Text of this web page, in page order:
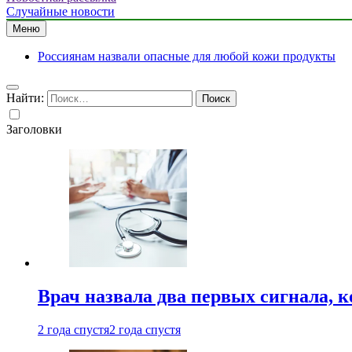
Случайные новости
Меню
Россиянам назвали опасные для любой кожи продукты
Найти:
Заголовки
Врач назвала два первых сигнала,
2 года спустя2 года спустя